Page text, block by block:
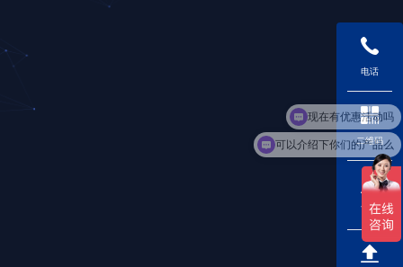
电话
二维码
下载
可以介绍下你们的产品么
现在有优惠活动吗